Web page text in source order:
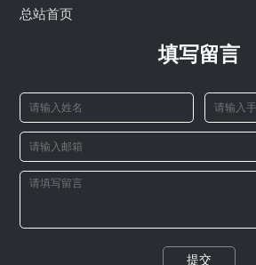
总站首页
填写留言
提交